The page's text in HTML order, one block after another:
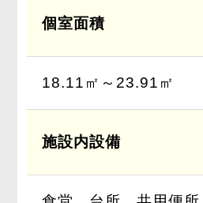
個室面積
18.11㎡～23.91㎡
施設内設備